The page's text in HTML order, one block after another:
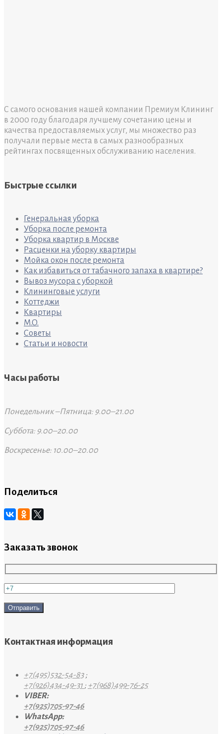
С самого основания нашей компании Премиум Клининг
в 2000 году благодаря лучшему сочетанию цены и
качества предоставляемых услуг, мы множество раз
получали первые места в самых разнообразных
рейтингах посвященных обслуживанию населения.
Быстрые ссылки
Генеральная уборка
Уборка после ремонта
Уборка квартир в Москве
Расценки на уборку квартиры
Мойка окон после ремонта
Как избавиться от табачного запаха в квартире?
Вывоз мусора с уборкой
Клининговые услуги
Коттеджи
Квартиры
M.O.
Советы
Статьи и новости
Часы работы
Понедельник –Пятница: 9.00–21.00
Суббота: 9.00–20.00
Воскресенье: 10.00–20.00
Поделиться
Заказать звонок
Контактная информация
+7(495)532-54-83 ;
+7(926)434-49-31 ; +7(968)499-76-25
VIBER:
+7(925)705-97-46
WhatsApp:
+7(925)705-97-46